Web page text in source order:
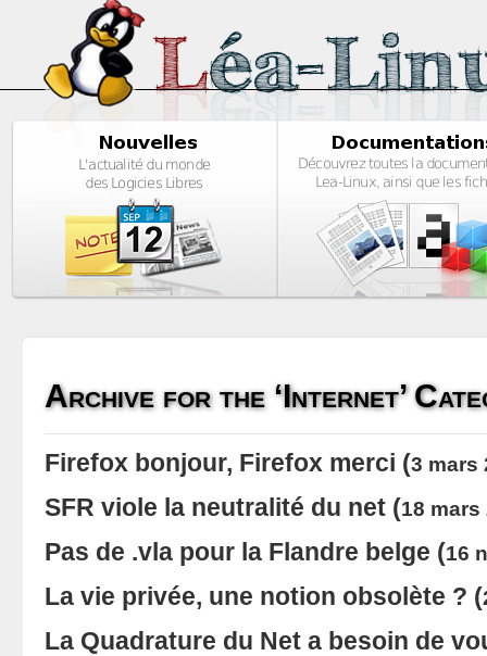
Archive for the ‘Internet’
Firefox bonjour, Firefox merci (3 mars
SFR viole la neutralité du net(18 mars
Pas de .vla pour la Flandre belge (16
La vie privée, une notion obsolète ? (
La Quadrature du Net a besoin de